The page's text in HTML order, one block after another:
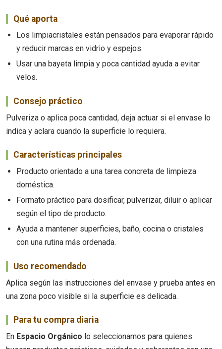
Qué aporta
Los limpiacristales están pensados para evaporar rápido
y reducir marcas en vidrio y espejos.
Usar una bayeta limpia y poca cantidad ayuda a evitar
velos.
Consejo práctico
Pulveriza o aplica poca cantidad, deja actuar si el envase lo
indica y aclara cuando la superficie lo requiera.
Características principales
Producto orientado a una tarea concreta de limpieza
doméstica.
Formato práctico para dosificar, pulverizar, diluir o aplicar
según el tipo de producto.
Ayuda a mantener superficies, baño, cocina o cristales
con una rutina más ordenada.
Uso recomendado
Aplica según las instrucciones del envase y prueba antes en
una zona poco visible si la superficie es delicada.
Para tu compra diaria
En Espacio Orgánico lo seleccionamos para quienes